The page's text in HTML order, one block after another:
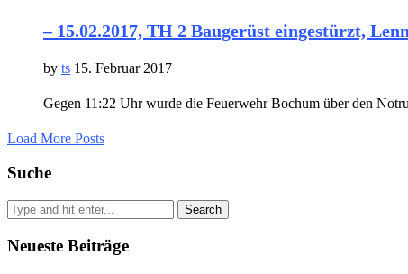
– 15.02.2017, TH 2 Baugerüst eingestürzt,
by ts 15. Februar 2017
Gegen 11:22 Uhr wurde die Feuerwehr Bochum über den
Load More Posts
Suche
Search
Neueste Beiträge